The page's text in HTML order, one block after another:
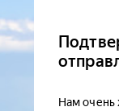
Нам очень